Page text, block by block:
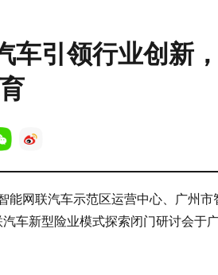
车引领行业创新
能网联汽车示范区运营中心、广州
车新型险业模式探索闭门研讨会于